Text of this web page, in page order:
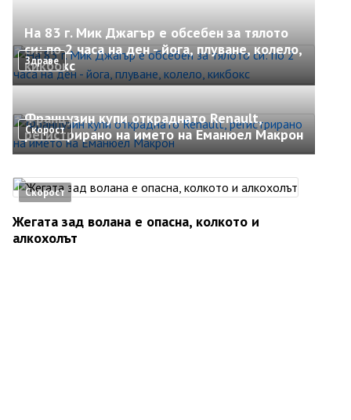
Здраве
На 83 г. Мик Джагър е обсебен за тялото
си: по 2 часа на ден - йога, плуване, колело,
кикбокс
Скорост
Французин купи откраднато Renault,
регистрирано на името на Еманюел Макрон
Скорост
Жегата зад волана е опасна, колкото и
алкохолът